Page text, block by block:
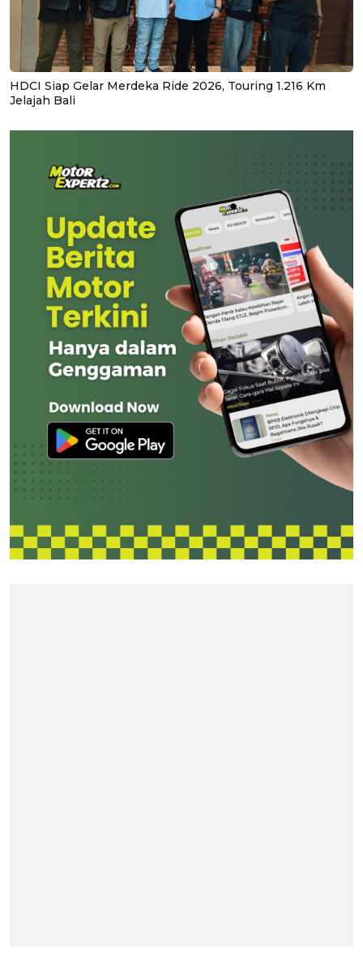
HDCI Siap Gelar Merdeka Ride 2026, Touring 1.216 Km
Jelajah Bali